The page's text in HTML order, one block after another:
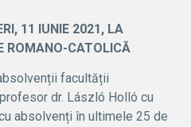
11 IUNIE 2021, LA
ROMANO-CATOLICĂ
facultății
dr. László Holló cu
absolvenți în ultimele 25 de